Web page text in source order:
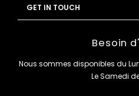
GET IN TOUCH
Besoin
Nous sommes disponibles du
Le Samedi